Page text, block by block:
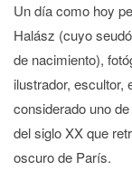
Un día como hoy
Halász (cuyo
de nacimiento),
ilustrador, escultor,
considerado uno
del siglo XX que
oscuro de París.